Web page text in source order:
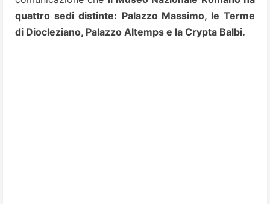
quattro sedi distinte: Palazzo Massimo, le Terme
di Diocleziano, Palazzo Altemps e la Crypta Balbi.